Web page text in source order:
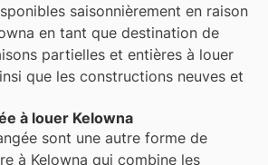
saisonnièrement en raison
en tant que destination de
partielles et entières à louer
que les constructions neuves et
à louer Kelowna
sont une autre forme de
à Kelowna qui combine les